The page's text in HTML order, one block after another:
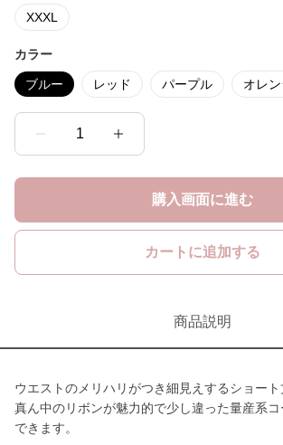
XXXL
カラー
ブルー レッド パープル オレ
1
購入画面に進む
カートに追加する
商品説明
ウエストのメリハリがつき細見えするショート
真ん中のリボンが魅力的で少し違った量産系
できます。